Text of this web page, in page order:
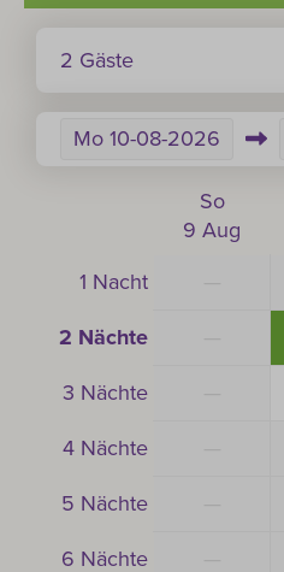
2 Gäste
Mo 10-08-2026
So
9 Aug
1 Nacht
2 Nächte
3 Nächte
4 Nächte
5 Nächte
6 Nächte